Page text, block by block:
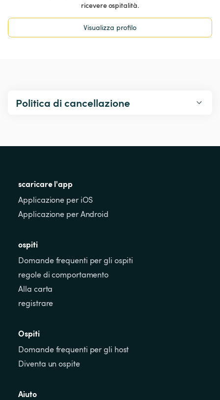
ricevere ospitalità.
Visualizza profilo
Politica di cancellazione
scaricare l'app
Applicazione per iOS
Applicazione per Android
ospiti
Domande frequenti per gli ospiti
regole di comportamento
Alla carta
registrare
Ospiti
Domande frequenti per gli host
Diventa un ospite
Aiuto